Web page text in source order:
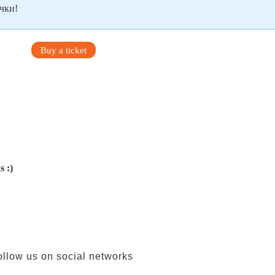
Buy a ticket
:)
us on social networks